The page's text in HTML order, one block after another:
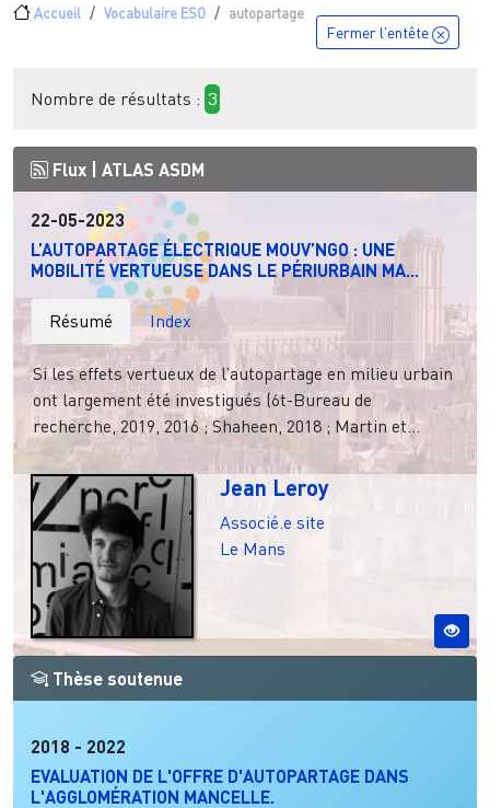
Fil d'Ariane
Accueil Vocabulaire ESO autopartage
Fermer l'entête
Nombre de résultats : 3
Flux | ATLAS ASDM
22-05-2023
L’AUTOPARTAGE ÉLECTRIQUE MOUV’NGO : UNE
MOBILITÉ VERTUEUSE DANS LE PÉRIURBAIN MA...
Résumé Index
Si les effets vertueux de l’autopartage en milieu urbain
ont largement été investigués (6t-Bureau de
recherche, 2019, 2016 ; Shaheen, 2018 ; Martin et...
Jean Leroy
Associé.e site
Le Mans
Thèse soutenue
2018 - 2022
EVALUATION DE L'OFFRE D'AUTOPARTAGE DANS
L'AGGLOMÉRATION MANCELLE.